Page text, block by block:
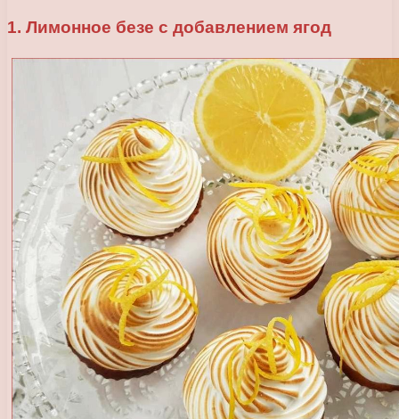
1. Лимонное безе с добавлением ягод